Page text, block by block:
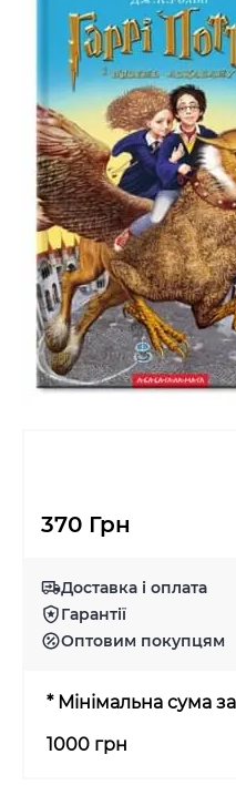
370 Грн
Доставка і оплата
Гарантії
Оптовим покупцям
* Мінімальна сума
1000 грн